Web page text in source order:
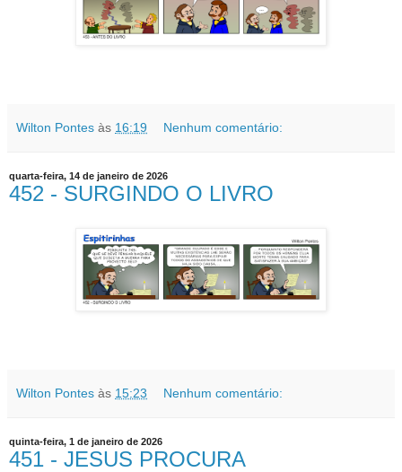
Wilton Pontes às 16:19 Nenhum comentário:
quarta-feira, 14 de janeiro de 2026
452 - SURGINDO O LIVRO
Wilton Pontes às 15:23 Nenhum comentário:
quinta-feira, 1 de janeiro de 2026
451 - JESUS PROCURA